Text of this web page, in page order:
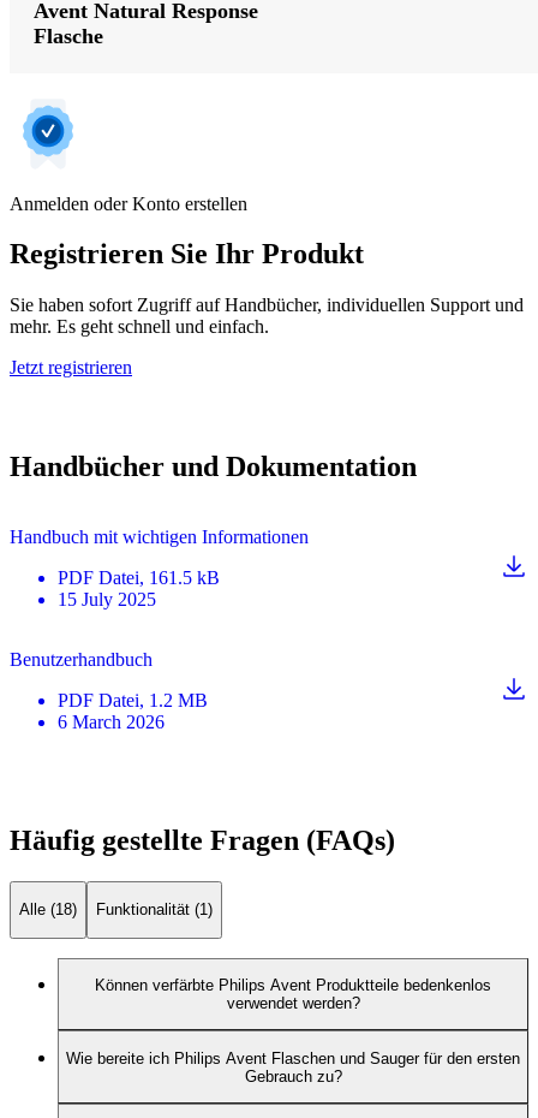
Avent Natural Response
Flasche
Anmelden oder Konto erstellen
Registrieren Sie Ihr Produkt
Sie haben sofort Zugriff auf Handbücher, individuellen Support und
mehr. Es geht schnell und einfach.
Jetzt registrieren
Handbücher und Dokumentation
Handbuch mit wichtigen Informationen
PDF Datei, 161.5 kB
15 July 2025
Benutzerhandbuch
PDF Datei, 1.2 MB
6 March 2026
Häufig gestellte Fragen (FAQs)
Alle (18) Funktionalität (1)
Können verfärbte Philips Avent Produktteile bedenkenlos
verwendet werden?
Wie bereite ich Philips Avent Flaschen und Sauger für den ersten
Gebrauch zu?